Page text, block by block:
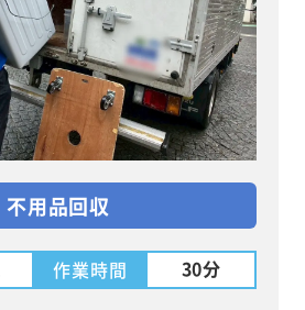
不用品回収
作業時間 30分